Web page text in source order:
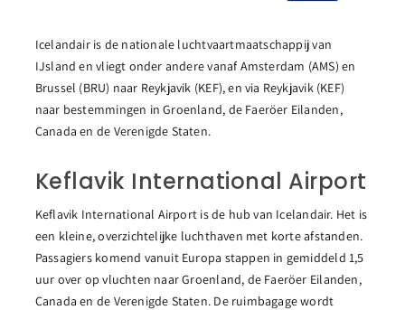
Icelandair is de nationale luchtvaartmaatschappij van
IJsland en vliegt onder andere vanaf Amsterdam (AMS) en
Brussel (BRU) naar Reykjavik (KEF), en via Reykjavik (KEF)
naar bestemmingen in Groenland, de Faeröer Eilanden,
Canada en de Verenigde Staten.
Keflavik International Airport
Keflavik International Airport is de hub van Icelandair. Het is
een kleine, overzichtelijke luchthaven met korte afstanden.
Passagiers komend vanuit Europa stappen in gemiddeld 1,5
uur over op vluchten naar Groenland, de Faeröer Eilanden,
Canada en de Verenigde Staten. De ruimbagage wordt